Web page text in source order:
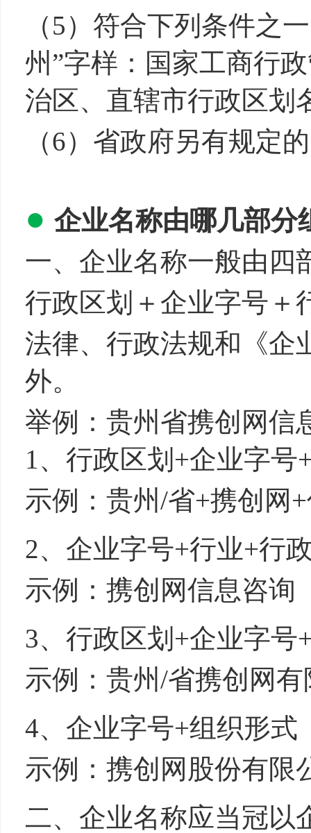
（5）符合下列条件之
州 ”字样：国家工商行
治区、直辖市行政区划
（6） 省政府另有规定
● 企业名称由哪几部分
一、企业名称一般由四
行政区划＋企业字号＋
法律、行政法规和《企
外。
举例：贵州省携创网信
1、行政区划 +企业字号
示例： 贵州/省+携创网
2、企业字号+行业+行
示例：携创网信息咨询
3、行政区划 +企业字号
示例： 贵州/省携创网有
4、企业字号+组织形式
示例：携创网股份有限
二、企业名称应当冠以